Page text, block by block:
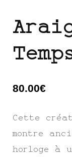
80.00€
Cette
montre
horloge à